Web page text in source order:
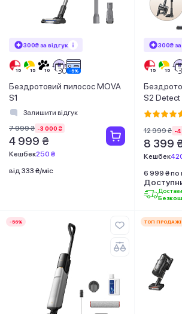
300₴ за відгук
Бездротовий пилосос MOVA
S1
Залишити відгук
7 999 ₴ -3 000 ₴
4 999 ₴
Кешбек250 ₴
від 333 ₴/міс
300₴ за
S2 Detect
12 999 ₴ -4
8 399
Кешбек
6 999 ₴
-56% ТОП